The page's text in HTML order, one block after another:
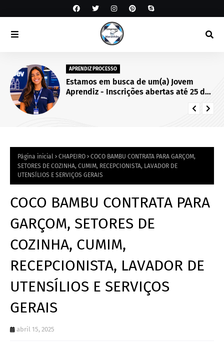
APRENDIZ PROCESSO
Estamos em busca de um(a) Jovem
Aprendiz - Inscrições abertas até 25 de
Página inicial CHAPEIRO
COCO BAMBU CONTRATA PARA GARÇOM,
SETORES DE COZINHA, CUMIM, RECEPCIONISTA, LAVADOR DE
UTENSÍLIOS E SERVIÇOS GERAIS
COCO BAMBU CONTRATA PARA
GARÇOM, SETORES DE
COZINHA, CUMIM,
RECEPCIONISTA, LAVADOR DE
UTENSÍLIOS E SERVIÇOS
GERAIS
abril 15, 2025